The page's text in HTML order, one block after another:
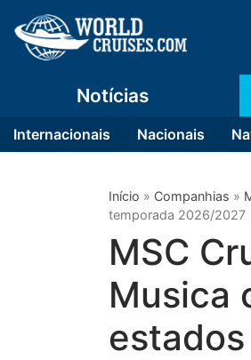
Notícias
Internacionais Nacionais
Início » Companhias »
temporada 2026/2027
MSC
Musica